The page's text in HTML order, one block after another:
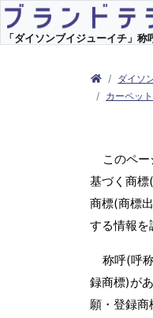
「ダイソンブイジューイチ」
ダイソ
カーペッ
このペ
基づく商
商標(商標
する情報を
称呼(呼
録商標)が
願・登録